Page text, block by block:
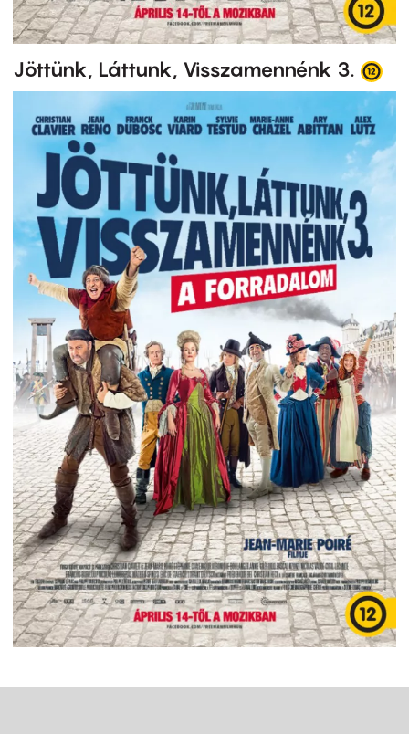
Jöttünk, Láttunk, Visszamennénk 3.